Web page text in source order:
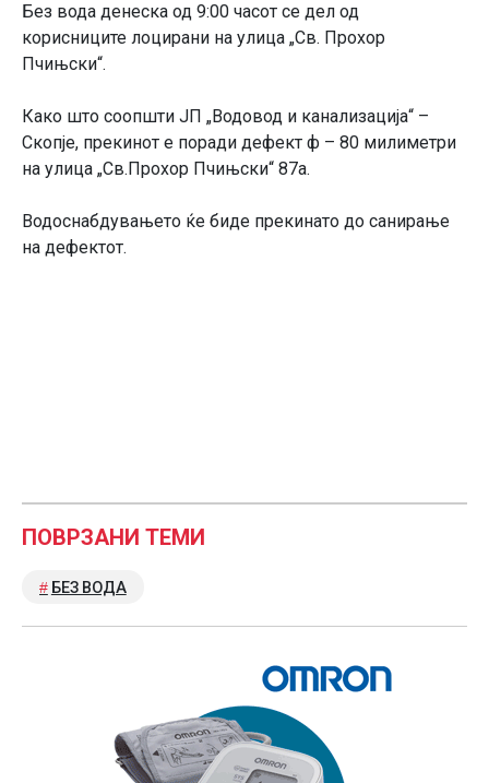
Без вода денеска од 9:00 часот се дел од
корисниците лоцирани на улица „Св. Прохор
Пчињски“.
Како што соопшти ЈП „Водовод и канализација“ –
Скопје, прекинот е поради дефект ф – 80 милиметри
на улица „Св.Прохор Пчињски“ 87а.
Водоснабдувањето ќе биде прекинато до санирање
на дефектот.
ПОВРЗАНИ ТЕМИ
БЕЗ ВОДА